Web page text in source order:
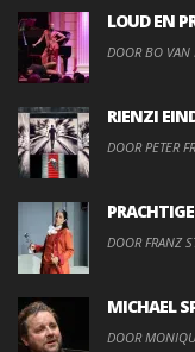
LOUD EN
DOOR BO VAN
RIENZI
DOOR PETER
DOOR FRANZ
MICHAEL
DOOR